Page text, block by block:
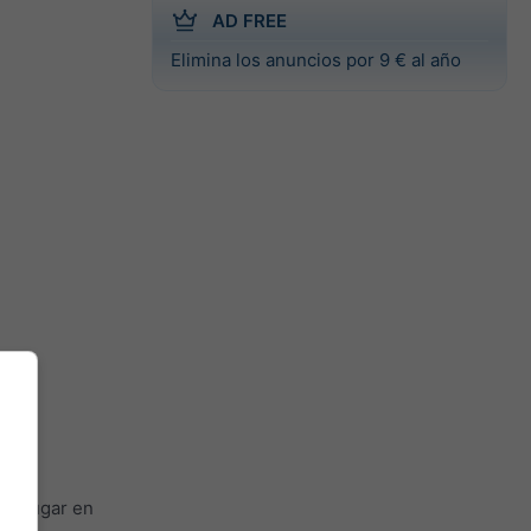
AD FREE
Elimina los anuncios por 9 € al año
lugar en